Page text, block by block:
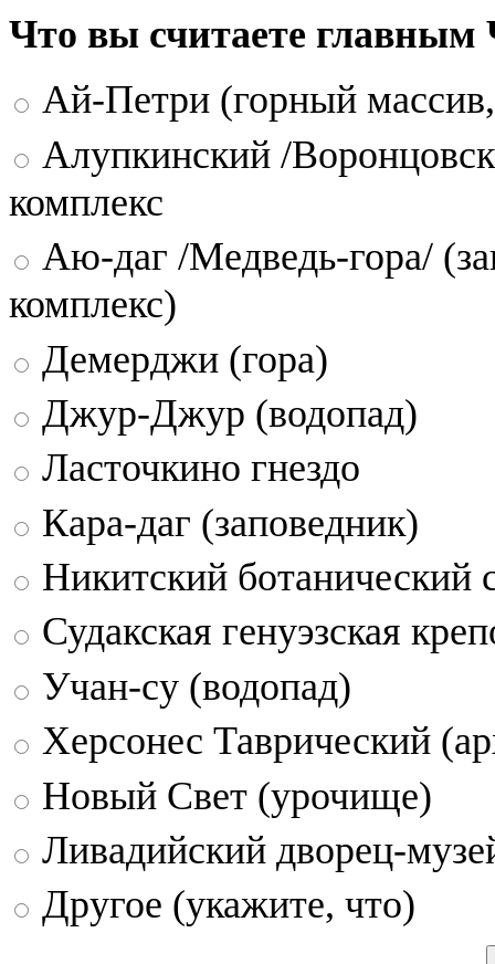
Что вы считаете
Ай-Петри (горный
Алупкинский /
комплекс
Аю-даг /Медведь-гора/
комплекс)
Демерджи (гора)
Джур-Джур (водопад)
Ласточкино гнездо
Кара-даг (заповедник)
Никитский ботанический
Судакская генуэзская
Учан-су (водопад)
Херсонес Таврический
Новый Свет (урочище)
Ливадийский дворец-
Другое (укажите, что)